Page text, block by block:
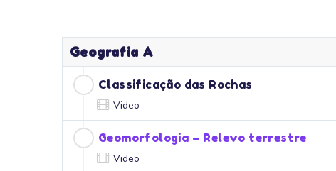
Geografia A
Classificação das Rochas
Video
Geomorfologia – Relevo terrestre
Video